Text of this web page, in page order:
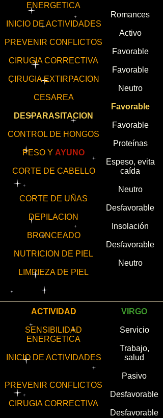
Romances
Activo
Favorable
Favorable
Neutro
Favorable
Favorable
Proteínas
Espeso, evita
caída
Neutro
Desfavorable
Insolación
Desfavorable
Neutro
VIRGO
Servicio
Trabajo,
salud
Pasivo
Desfavorable
Desfavorable
ENERGETICA
INICIO DE ACTIVIDADES
PREVENIR CONFLICTOS
CIRUGIA CORRECTIVA
CIRUGIA EXTIRPACION
CESAREA
DESPARASITACION
CONTROL DE HONGOS
PESO Y AYUNO
CORTE DE CABELLO
CORTE DE UÑAS
DEPILACION
BRONCEADO
NUTRICION DE PIEL
LIMPIEZA DE PIEL
ACTIVIDAD
SENSIBILIDAD
ENERGETICA
INICIO DE ACTIVIDADES
PREVENIR CONFLICTOS
CIRUGIA CORRECTIVA